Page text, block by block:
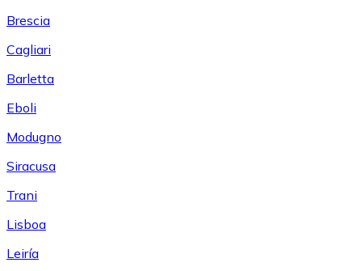
Brescia
Cagliari
Barletta
Eboli
Modugno
Siracusa
Trani
Lisboa
Leiría